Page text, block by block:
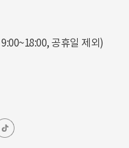
공휴일 제외)